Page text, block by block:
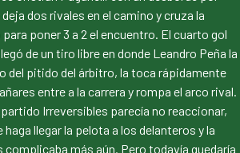
dos rivales en el camino y cruza la
poner 3 a 2 el encuentro. El cuarto gol
de un tiro libre en donde Leandro Peña la
del pitido del árbitro, la toca rápidamente
entre a la carrera y rompa el arco rival.
Irreversibles parecía no reaccionar,
haga llegar la pelota a los delanteros y la
complicaba más aún. Pero todavía quedaría